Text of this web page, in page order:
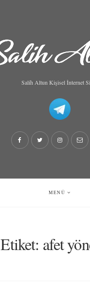
Salih Altun Kişisel İnternet
MENÜ
Etiket: afet